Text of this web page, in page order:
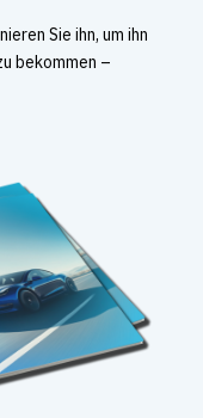
Sie ihn, um ihn
bekommen –